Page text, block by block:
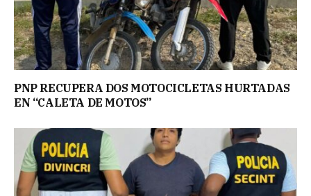
PNP RECUPERA DOS MOTOCICLETAS HURTADAS
EN “CALETA DE MOTOS”